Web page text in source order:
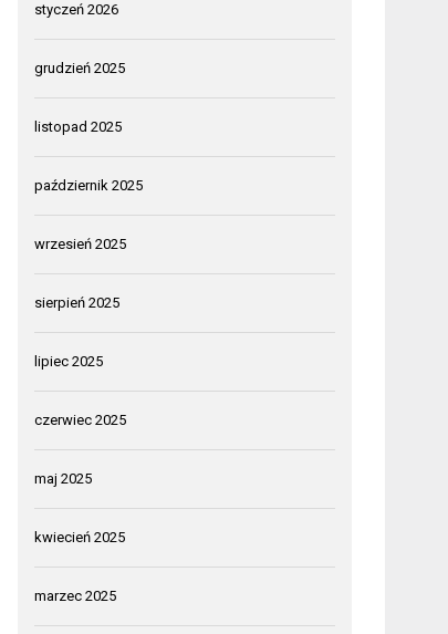
styczeń 2026
grudzień 2025
listopad 2025
październik 2025
wrzesień 2025
sierpień 2025
lipiec 2025
czerwiec 2025
maj 2025
kwiecień 2025
marzec 2025